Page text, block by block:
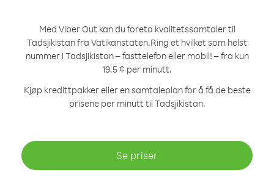
Med Viber Out kan du foreta kvalitetssamtaler til
Tadsjikistan fra Vatikanstaten.Ring et hvilket som helst
nummer i Tadsjikistan – fasttelefon eller mobil! – fra kun
19.5 ¢ per minutt.
Kjøp kredittpakker eller en samtaleplan for å få de beste
prisene per minutt til Tadsjikistan.
Se priser